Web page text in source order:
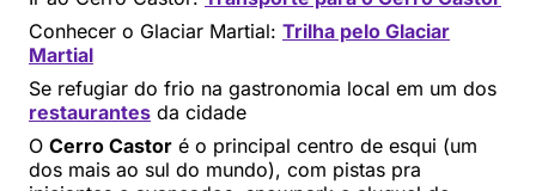
Conhecer o Glaciar Martial: Trilha pelo Glaciar
Martial
Se refugiar do frio na gastronomia local em um dos
restaurantes da cidade
O Cerro Castor é o principal centro de esqui (um
dos mais ao sul do mundo), com pistas pra